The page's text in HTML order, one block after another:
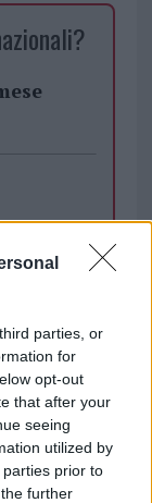
parties, or
for
opt-out
that after your
seeing
utilized by
prior to
further
o
di